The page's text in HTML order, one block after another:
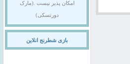
امکان پذیر نیست .(مارک
دورتسکی)
بازی شطرنج انلاین